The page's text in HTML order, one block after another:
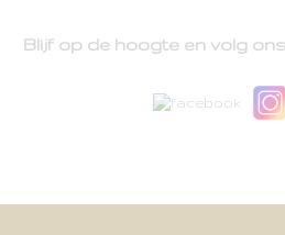
Blijf op de hoogte en volg